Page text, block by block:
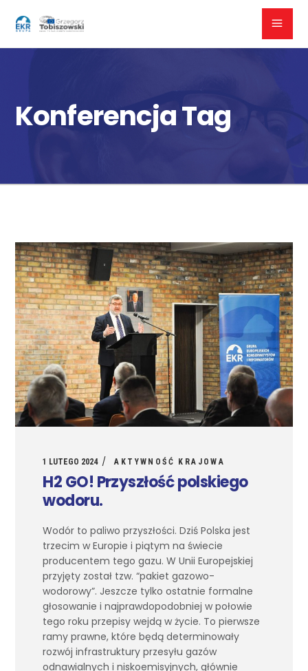
Konferencja Tag
1 LUTEGO 2024 AKTYWNOŚĆ KRAJOWA
H2 GO! Przyszłość polskiego
wodoru.
Wodór to paliwo przyszłości. Dziś Polska jest
trzecim w Europie i piątym na świecie
producentem tego gazu. W Unii Europejskiej
przyjęty został tzw. “pakiet gazowo-
wodorowy”. Jeszcze tylko ostatnie formalne
głosowanie i najprawdopodobniej w połowie
tego roku przepisy wejdą w życie. To pierwsze
ramy prawne, które będą determinowały
rozwój infrastruktury przesyłu gazów
odnawialnych i niskoemisyjnych, głównie